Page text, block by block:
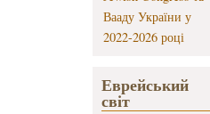
Вааду України у
2022-2026 році
Еврейський
світ